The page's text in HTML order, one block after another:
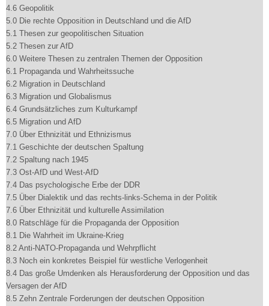
4.6 Geopolitik
5.0 Die rechte Opposition in Deutschland und die AfD
5.1 Thesen zur geopolitischen Situation
5.2 Thesen zur AfD
6.0 Weitere Thesen zu zentralen Themen der Opposition
6.1 Propaganda und Wahrheitssuche
6.2 Migration in Deutschland
6.3 Migration und Globalismus
6.4 Grundsätzliches zum Kulturkampf
6.5 Migration und AfD
7.0 Über Ethnizität und Ethnizismus
7.1 Geschichte der deutschen Spaltung
7.2 Spaltung nach 1945
7.3 Ost-AfD und West-AfD
7.4 Das psychologische Erbe der DDR
7.5 Über Dialektik und das rechts-links-Schema in der Politik
7.6 Über Ethnizität und kulturelle Assimilation
8.0 Ratschläge für die Propaganda der Opposition
8.1 Die Wahrheit im Ukraine-Krieg
8.2 Anti-NATO-Propaganda und Wehrpflicht
8.3 Noch ein konkretes Beispiel für westliche Verlogenheit
8.4 Das große Umdenken als Herausforderung der Opposition und das
Versagen der AfD
8.5 Zehn Zentrale Forderungen der deutschen Opposition